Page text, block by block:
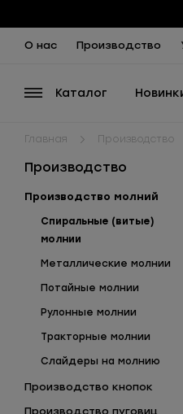
О нас Производство
Каталог
Главная Производство
Производство
Производство молний
Спиральные (витые)
молнии
Металлические молнии
Потайные молнии
Рулонные молнии
Тракторные молнии
Слайдеры на молнию
Производство кнопок
Производство пуговиц